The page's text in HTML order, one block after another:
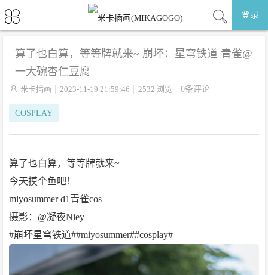
登录
算了也白算，等等牌就来~ 崩坏：星穹铁道 青雀@
一大碗杏仁豆腐
 米卡插画 2023-11-19 21:59:46 2532 浏览 0条评论
COSPLAY
算了也白算，等等牌就来~
今天摸个鱼吧！
miyosummer d1青雀cos
摄影：@凝夜Niey
#崩坏星穹铁道##miyosummer##cosplay#